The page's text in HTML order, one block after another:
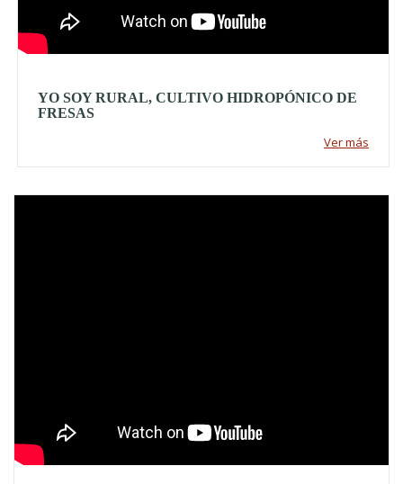
YO SOY RURAL, CULTIVO HIDROPÓNICO DE
FRESAS
Ver más